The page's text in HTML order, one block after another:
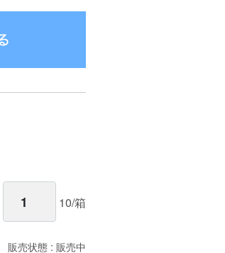
販売状態 : 販売中
10/箱